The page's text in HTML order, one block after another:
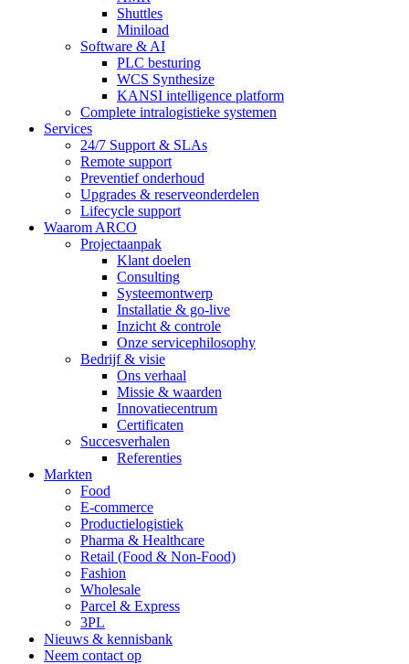
Shuttles
Miniload
Software & AI
PLC besturing
WCS Synthesize
KANSI intelligence platform
Complete intralogistieke systemen
Services
24/7 Support & SLAs
Remote support
Preventief onderhoud
Upgrades & reserveonderdelen
Lifecycle support
Waarom ARCO
Projectaanpak
Klant doelen
Consulting
Systeemontwerp
Installatie & go-live
Inzicht & controle
Onze servicephilosophy
Bedrijf & visie
Ons verhaal
Missie & waarden
Innovatiecentrum
Certificaten
Succesverhalen
Referenties
Markten
Food
E-commerce
Productielogistiek
Pharma & Healthcare
Retail (Food & Non-Food)
Fashion
Wholesale
Parcel & Express
3PL
Nieuws & kennisbank
Neem contact op